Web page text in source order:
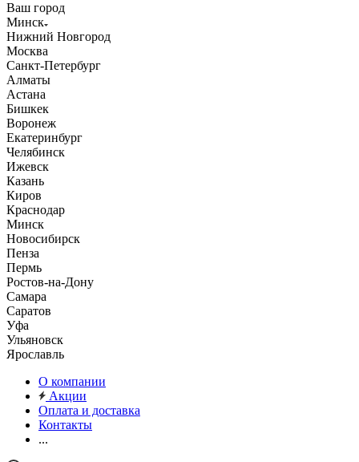
Ваш город
Минск
Нижний Новгород
Москва
Санкт-Петербург
Алматы
Астана
Бишкек
Воронеж
Екатеринбург
Челябинск
Ижевск
Казань
Киров
Краснодар
Минск
Новосибирск
Пенза
Пермь
Ростов-на-Дону
Самара
Саратов
Уфа
Ульяновск
Ярославль
О компании
Акции
Оплата и доставка
Контакты
...